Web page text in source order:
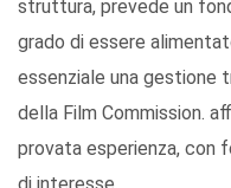
struttura, prevede un
grado di essere
essenziale una gestione
della Film Commission.
provata esperienza, con